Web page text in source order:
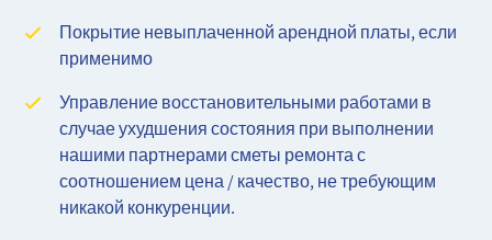
Покрытие невыплаченной арендной платы, если
применимо
Управление восстановительными работами в
случае ухудшения состояния при выполнении
нашими партнерами сметы ремонта с
соотношением цена / качество, не требующим
никакой конкуренции.